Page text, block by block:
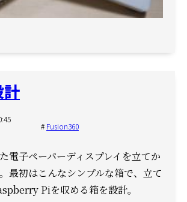
計
Fusion360
電子ペーパーディスプレイを立てか
最初はこんなシンプルな箱で、立て
Piを収める箱を設計。